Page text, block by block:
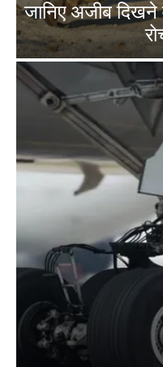
जानिए अजीब